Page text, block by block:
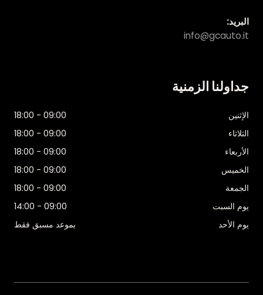
البريد:
info@gcauto.it
جداولنا الزمنية
الإثنين
09:00 - 18:00
الثلاثاء
09:00 - 18:00
الأربعاء
09:00 - 18:00
الخميس
09:00 - 18:00
الجمعة
09:00 - 18:00
يوم السبت
09:00 - 14:00
يوم الأحد
بموعد مسبق فقط